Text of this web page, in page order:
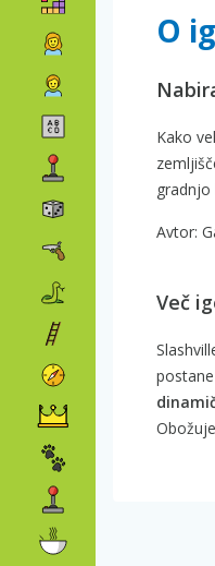
O
Kako
gradnjo
Avtor:
Več